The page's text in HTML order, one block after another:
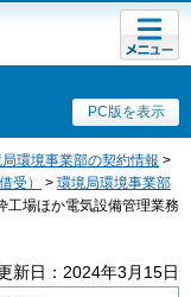
PC版を表示
メニュ
ー
環境事業部の契約情報 >
受）
> 環境局環境事業部
工場ほか電気設備管理業務
新日：2024年3月15日